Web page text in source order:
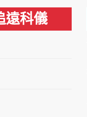
遠科儀